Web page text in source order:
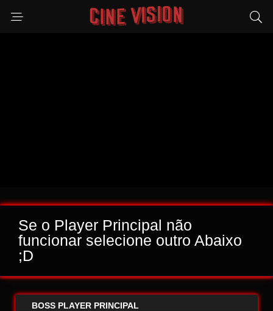
Se o Player Principal não
funcionar selecione outro Abaixo
;D
BOSS PLAYER PRINCIPAL